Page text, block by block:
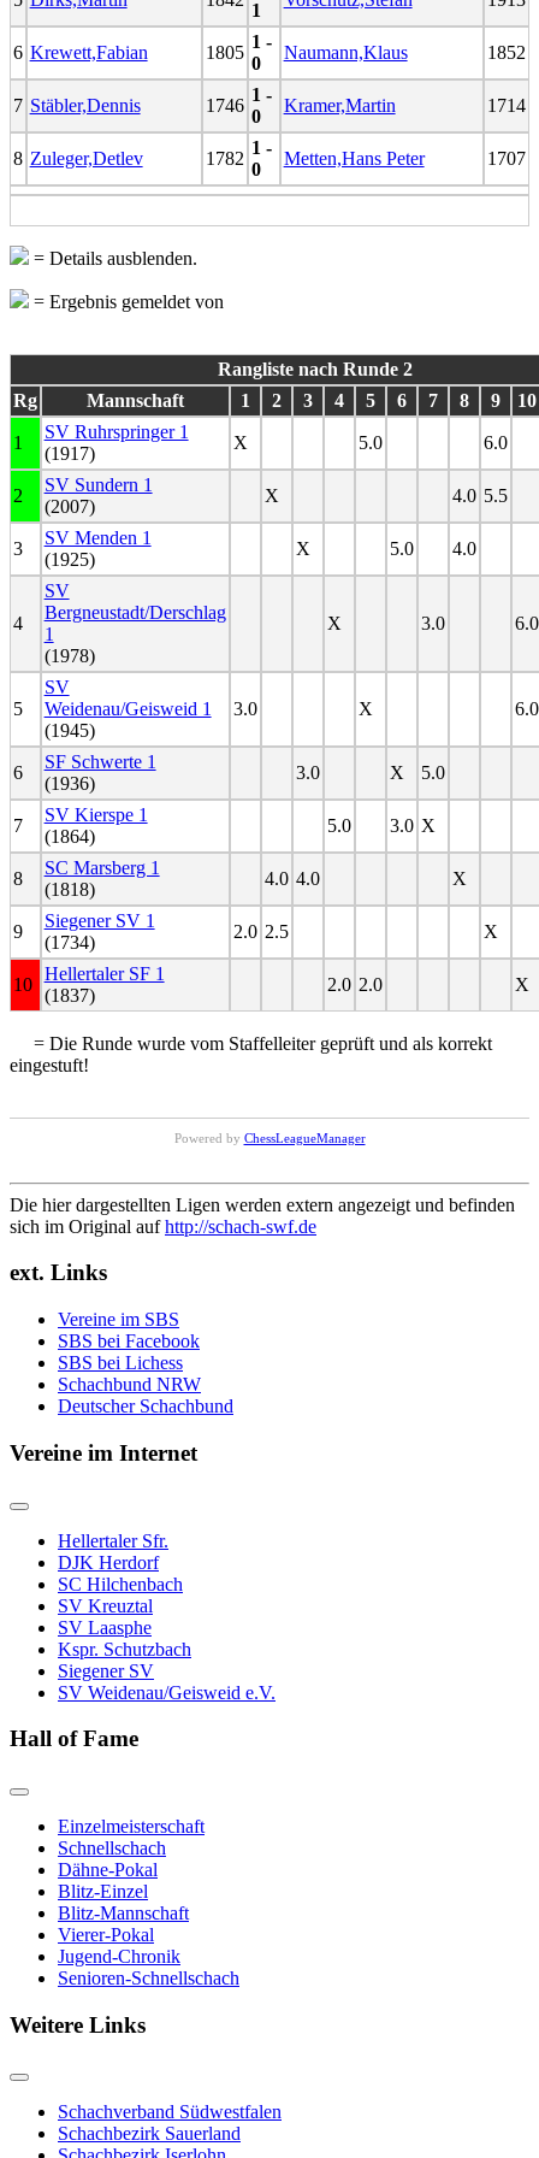
1
6 Krewett,Fabian 1805
1 -
0
Naumann,Klaus 1852
7 Stäbler,Dennis 1746
1 -
0
Kramer,Martin 1714
8 Zuleger,Detlev 1782
1 -
0
Metten,Hans Peter 1707
= Details ausblenden.
= Ergebnis gemeldet von
Rangliste nach Runde 2
Rg
Mannschaft 1 2 3 4 5 6 7 8 9 10
1
SV Ruhrspringer 1
(1917)
X 5.0 6.0
2
SV Sundern 1
(2007)
X 4.0 5.5
3
SV Menden 1
(1925)
X 5.0 4.0
4
SV
Bergneustadt/Derschlag
1
(1978)
X 3.0 6.0
5
SV
Weidenau/Geisweid 1
(1945)
3.0 X 6.0
6
SF Schwerte 1
(1936)
3.0 X 5.0
7
SV Kierspe 1
(1864)
5.0 3.0 X
8
SC Marsberg 1
(1818)
4.0 4.0 X
9
Siegener SV 1
(1734)
2.0 2.5 X
10
Hellertaler SF 1
(1837)
2.0 2.0 X
= Die Runde wurde vom Staffelleiter geprüft und als korrekt
eingestuft!
Powered by ChessLeagueManager
Die hier dargestellten Ligen werden extern angezeigt und befinden
sich im Original aufhttp://schach-swf.de
ext. Links
Vereine im SBS
SBS bei Facebook
SBS bei Lichess
Schachbund NRW
Deutscher Schachbund
Vereine im Internet
Hellertaler Sfr.
DJK Herdorf
SC Hilchenbach
SV Kreuztal
SV Laasphe
Kspr. Schutzbach
Siegener SV
SV Weidenau/Geisweid e.V.
Hall of Fame
Einzelmeisterschaft
Schnellschach
Dähne-Pokal
Blitz-Einzel
Blitz-Mannschaft
Vierer-Pokal
Jugend-Chronik
Senioren-Schnellschach
Weitere Links
Schachverband Südwestfalen
Schachbezirk Sauerland